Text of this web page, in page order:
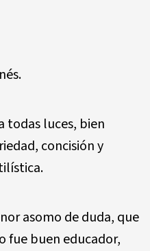
todas luces, bien
concisión y
asomo de duda, que
fue buen educador,